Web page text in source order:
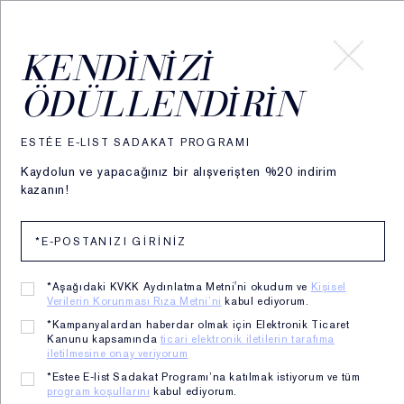
Keşfedilmemiş Bir Dünya
SONBAHAR 21
Keşfedilmemiş
Bir Dünya
KENDINIZI
ÖDÜLLENDIRIN
ESTÉE E-LIST SADAKAT PROGRAMI
Kaydolun ve yapacağınız bir alışverişten %20 indirim
kazanın!
*Aşağıdaki KVKK Aydınlatma Metni'ni okudum ve Kişisel
Verilerin Korunması Rıza Metni’ni kabul ediyorum.
*Kampanyalardan haberdar olmak için Elektronik Ticaret
Kanunu kapsamında ticari elektronik iletilerin tarafıma
iletilmesine onay veriyorum
*Estee E-list Sadakat Programı’na katılmak istiyorum ve tüm
program koşullarını kabul ediyorum.